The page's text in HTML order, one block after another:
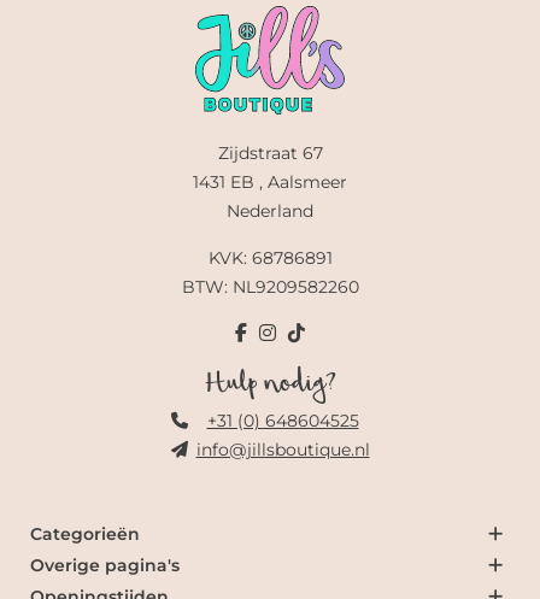
Zijdstraat 67
1431 EB , Aalsmeer
Nederland
KVK: 68786891
BTW: NL9209582260
Hulp nodig?
+31 (0) 648604525
info@jillsboutique.nl
Categorieën
Overige pagina's